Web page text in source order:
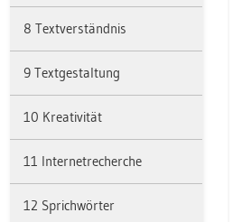
8 Text­ver­ständ­nis
9 Text­ge­stal­tung
10 Krea­ti­vi­tät
11 In­ter­net­re­cher­che
12 Sprich­wör­ter